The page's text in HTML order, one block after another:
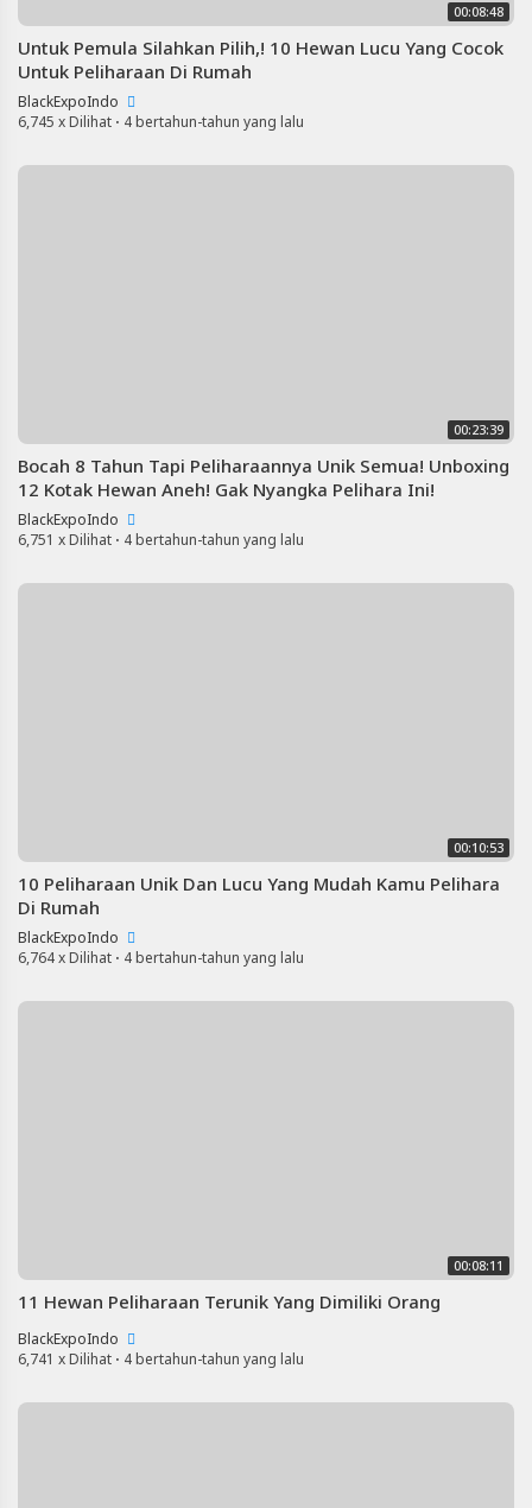
00:08:48
Untuk Pemula Silahkan Pilih,! 10 Hewan Lucu Yang Cocok
Untuk Peliharaan Di Rumah
BlackExpoIndo
6,745 x Dilihat · 4 bertahun-tahun yang lalu
00:23:39
Bocah 8 Tahun Tapi Peliharaannya Unik Semua! Unboxing
12 Kotak Hewan Aneh! Gak Nyangka Pelihara Ini!
BlackExpoIndo
6,751 x Dilihat · 4 bertahun-tahun yang lalu
00:10:53
10 Peliharaan Unik Dan Lucu Yang Mudah Kamu Pelihara
Di Rumah
BlackExpoIndo
6,764 x Dilihat · 4 bertahun-tahun yang lalu
00:08:11
11 Hewan Peliharaan Terunik Yang Dimiliki Orang
BlackExpoIndo
6,741 x Dilihat · 4 bertahun-tahun yang lalu